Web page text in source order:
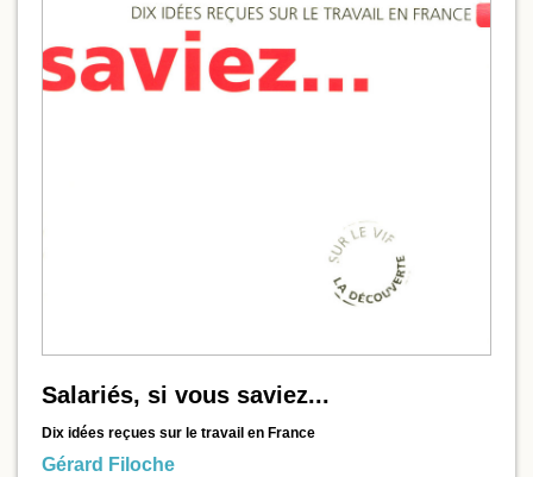
Salariés, si vous saviez...
Dix idées reçues sur le travail en France
Gérard Filoche